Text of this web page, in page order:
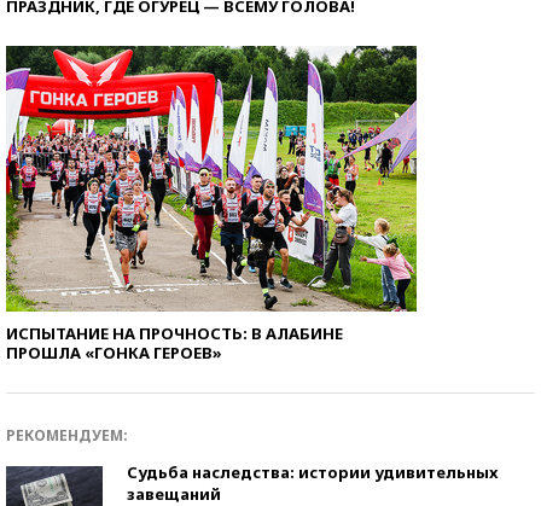
ПРАЗДНИК, ГДЕ ОГУРЕЦ — ВСЕМУ ГОЛОВА!
ИСПЫТАНИЕ НА ПРОЧНОСТЬ: В АЛАБИНЕ
ПРОШЛА «ГОНКА ГЕРОЕВ»
РЕКОМЕНДУЕМ:
Судьба наследства: истории удивительных
завещаний